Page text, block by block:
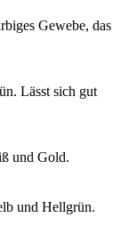
Gewebe, das
Lässt sich gut
und Gold.
und Hellgrün.